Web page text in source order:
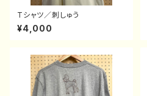
Tシャツ／刺しゅう
¥4,000